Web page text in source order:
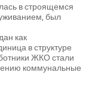
в строящемся
был
как
в структуре
ЖКО стали
коммунальные